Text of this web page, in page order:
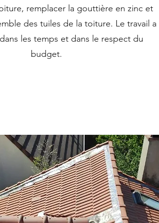
remplacer la gouttière en zinc et
des tuiles de la toiture. Le travail a
les temps et dans le respect du
budget.